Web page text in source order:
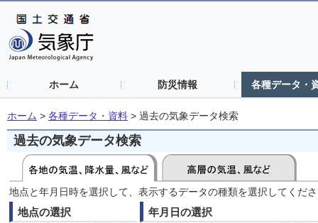
ホーム 防災情報 各種データ・
ホーム > 各種データ・資料 > 過去の気象データ検索
過去の気象データ検索
地点と年月日時を選択して、表示するデータの種類を選択してくだ
地点の選択 年月日の選択